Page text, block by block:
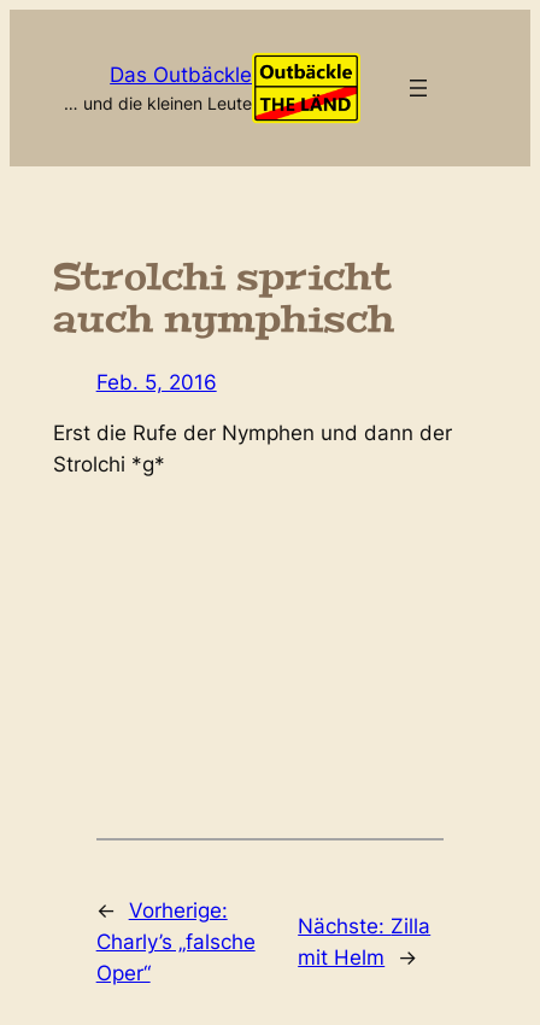
Das Outbäckle
… und die kleinen Leute
Strolchi spricht
auch nymphisch
Feb. 5, 2016
Erst die Rufe der Nymphen und dann der
Strolchi *g*
← Vorherige:
Charly’s „falsche
Oper“
Nächste: Zilla
mit Helm
→